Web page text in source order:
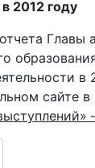
2012 году
Главы
сайте в